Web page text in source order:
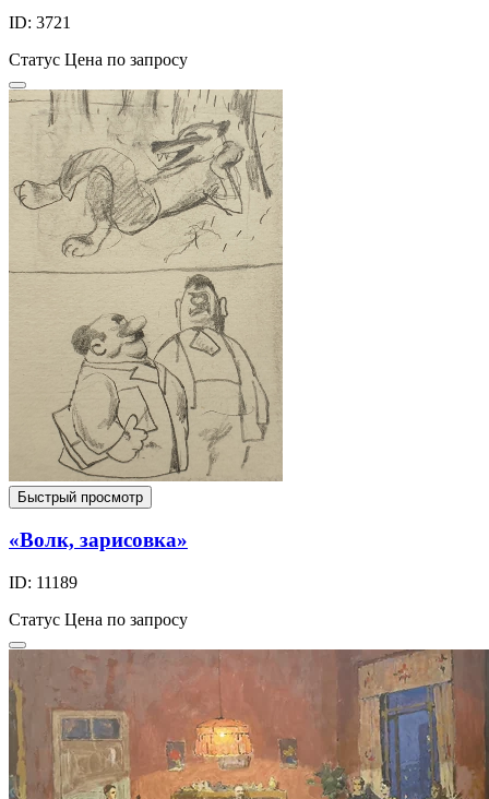
ID: 3721
Статус Цена по запросу
Быстрый просмотр
«Волк, зарисовка»
ID: 11189
Статус Цена по запросу